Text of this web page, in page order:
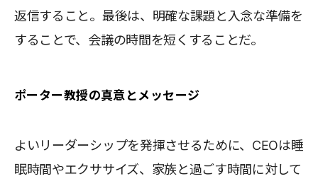
返信すること。最後は、明確な課題と入念な準備を
することで、会議の時間を短くすることだ。
ポーター教授の真意とメッセージ
よいリーダーシップを発揮させるために、CEOは睡
眠時間やエクササイズ、家族と過ごす時間に対して